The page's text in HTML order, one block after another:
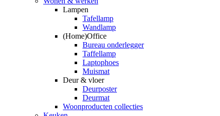
Lampen
Tafellamp
Wandlamp
(Home)Office
Bureau onderlegger
Taffellamp
Laptophoes
Muismat
Deur & vloer
Deurposter
Deurmat
Woonproducten collecties